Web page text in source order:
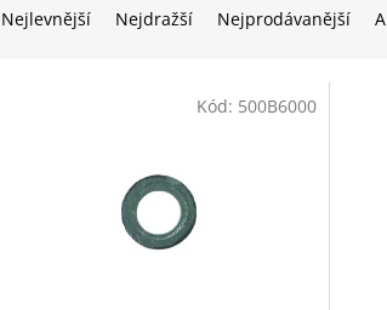
Nejlevnější Nejdražší Nejprodávanější
Kód: 500B6000